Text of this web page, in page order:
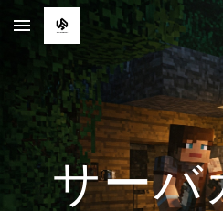
Skip to main content
サーバ